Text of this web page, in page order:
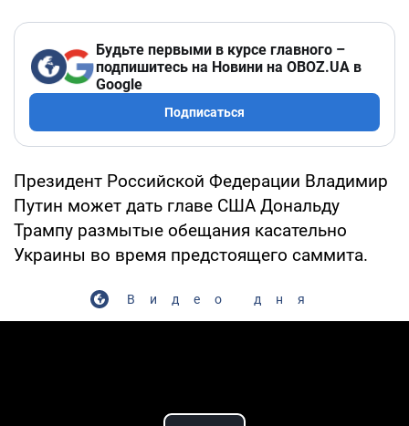
Будьте первыми в курсе главного –
подпишитесь на Новини на OBOZ.UA в
Google
Подписаться
Президент Российской Федерации Владимир
Путин может дать главе США Дональду
Трампу размытые обещания касательно
Украины во время предстоящего саммита.
Видео дня